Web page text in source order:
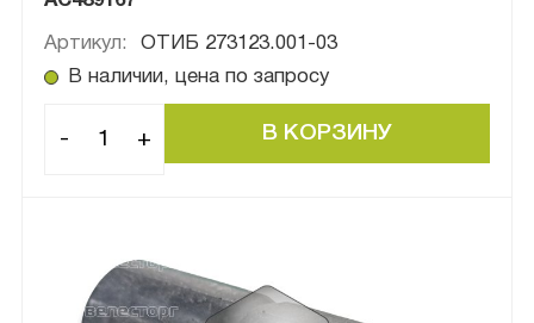
Артикул:
ОТИБ 273123.001-03
В наличии, цена по запросу
- +